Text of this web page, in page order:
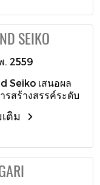
ตัวเรือนเคลือบสีดำ
าทีสีแดง สวมคู่กับ
ล่อนลายตารางสี
ตัวเรือนเคลือบสี
มวินาทีสีฟ้า สวมคู่
ไนล่อนลายตาราง
ำ
ที่ กระจกหน้าปัด
แซฟไฟร์ นอกจาก
มความหรูหรา
ง เข้าคู่มากับสาย
ยนต์และดีไซน์งาน
บผลิตภัณฑ์ภาค
กรรม
M1/03 นี้
นรักและนักสะสม
กลไกอีกครั้ง กับ
พและดีไซน์อัน
ยวล้ำสมัย คุ้มค่า
คนแน่นอน
SEIKO
. 2559
Seiko เสนอผล
รสร้างสรรค์ระดับ
ยรุ่น Credor
Drive Minute
น Minute
ที่ตีบอกเวลา
งได้ละเอียดถึง
ติม